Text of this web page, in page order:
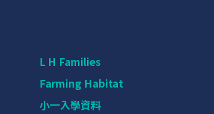
L H Families
Farming Habitat
小一入學資料